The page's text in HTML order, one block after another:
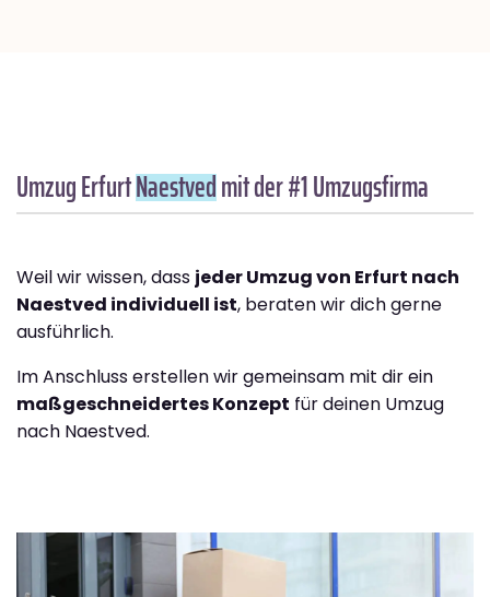
Umzug ErfurtNaestvedmit der #1 Umzugsfirma
Weil wir wissen, dass jeder Umzug von Erfurt nach
Naestved individuell ist, beraten wir dich gerne
ausführlich.
Im Anschluss erstellen wir gemeinsam mit dir ein
maßgeschneidertes Konzept für deinen Umzug
nach Naestved.